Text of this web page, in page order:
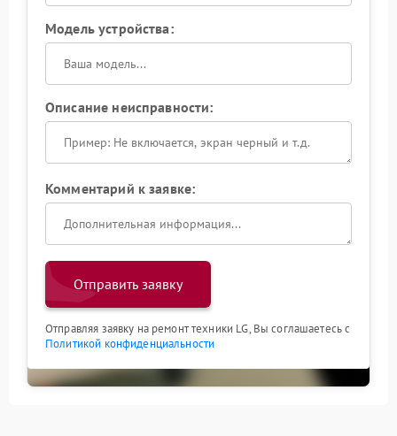
Модель устройства:
Описание неисправности:
Комментарий к заявке:
Отправить заявку
Отправляя заявку на ремонт техники LG, Вы соглашаетесь с
Политикой конфиденциальности